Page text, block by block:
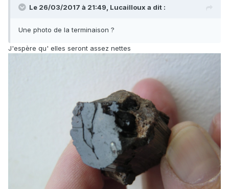
Le 26/03/2017 à 21:49, Lucailloux a dit :
Une photo de la terminaison ?
J'espère qu' elles seront assez nettes